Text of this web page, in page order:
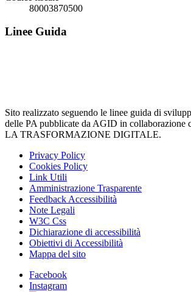
80003870500
Linee Guida
Sito realizzato seguendo le linee guida di
delle PA pubblicate da AGID in collaborazione
LA TRASFORMAZIONE DIGITALE.
Privacy Policy
Cookies Policy
Link Utili
Amministrazione Trasparente
Feedback Accessibilità
Note Legali
W3C Css
Dichiarazione di accessibilità
Obiettivi di Accessibilità
Mappa del sito
Facebook
Instagram